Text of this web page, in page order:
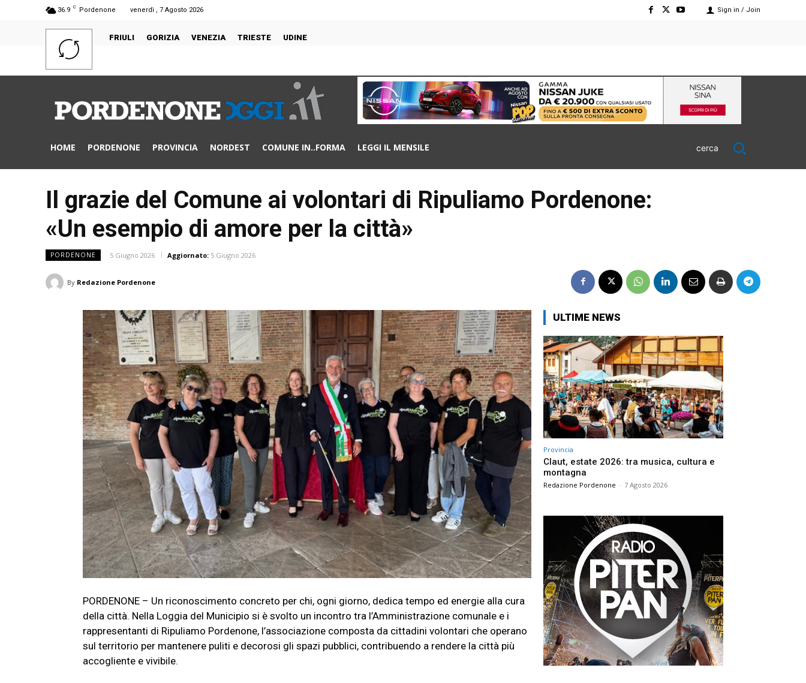
36.9 C Pordenone venerdì , 7 Agosto 2026 Sign in / Join
FRIULI GORIZIA VENEZIA TRIESTE UDINE
HOME PORDENONE PROVINCIA NORDEST COMUNE IN..FORMA LEGGI IL MENSILE cerca
Il grazie del Comune ai volontari di Ripuliamo Pordenone:
«Un esempio di amore per la città»
PORDENONE 5 Giugno 2026 Aggiornato: 5 Giugno 2026
By Redazione Pordenone
PORDENONE – Un riconoscimento concreto per chi, ogni giorno, dedica tempo ed energie alla cura
della città. Nella Loggia del Municipio si è svolto un incontro tra l’Amministrazione comunale e i
rappresentanti di Ripuliamo Pordenone, l’associazione composta da cittadini volontari che operano
sul territorio per mantenere puliti e decorosi gli spazi pubblici, contribuendo a rendere la città più
accogliente e vivibile.
ULTIME NEWS
Provincia
Claut, estate 2026: tra musica, cultura e
montagna
Redazione Pordenone - 7 Agosto 2026